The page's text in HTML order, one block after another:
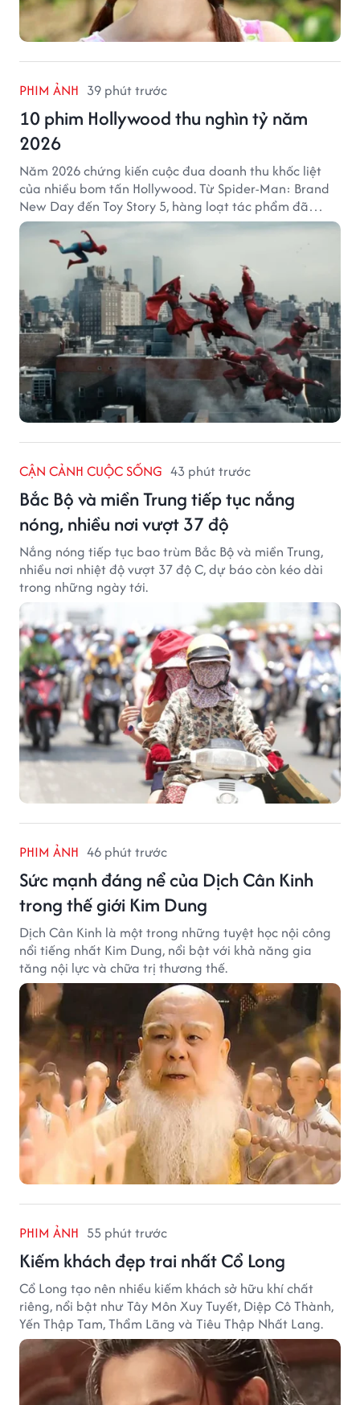
PHIM ẢNH 39 phút trước
10 phim Hollywood thu nghìn tỷ năm
2026
Năm 2026 chứng kiến cuộc đua doanh thu khốc liệt
của nhiều bom tấn Hollywood. Từ Spider-Man: Brand
New Day đến Toy Story 5, hàng loạt tác phẩm đã
mang về hàng chục nghìn tỷ đồng và tạo nên những
cột mốc đáng nhớ tại phòng vé toàn cầu.
CẬN CẢNH CUỘC SỐNG 43 phút trước
Bắc Bộ và miền Trung tiếp tục nắng
nóng, nhiều nơi vượt 37 độ
Nắng nóng tiếp tục bao trùm Bắc Bộ và miền Trung,
nhiều nơi nhiệt độ vượt 37 độ C, dự báo còn kéo dài
trong những ngày tới.
PHIM ẢNH 46 phút trước
Sức mạnh đáng nể của Dịch Cân Kinh
trong thế giới Kim Dung
Dịch Cân Kinh là một trong những tuyệt học nội công
nổi tiếng nhất Kim Dung, nổi bật với khả năng gia
tăng nội lực và chữa trị thương thế.
PHIM ẢNH 55 phút trước
Kiếm khách đẹp trai nhất Cổ Long
Cổ Long tạo nên nhiều kiếm khách sở hữu khí chất
riêng, nổi bật như Tây Môn Xuy Tuyết, Diệp Cô Thành,
Yến Thập Tam, Thẩm Lãng và Tiêu Thập Nhất Lang.